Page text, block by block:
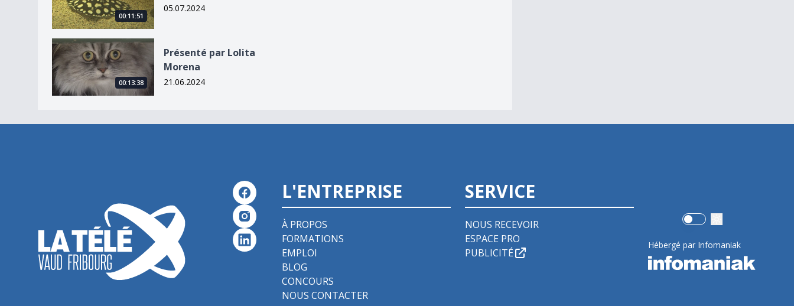
00:11:51
05.07.2024
Présenté par Lolita Morena
00:13:38
Présenté par Lolita
Morena
21.06.2024
L'ENTREPRISE
À PROPOS
FORMATIONS
EMPLOI
BLOG
CONCOURS
NOUS CONTACTER
SERVICE
NOUS RECEVOIR
ESPACE PRO
PUBLICITÉ
Use setting
Hébergé par Infomaniak